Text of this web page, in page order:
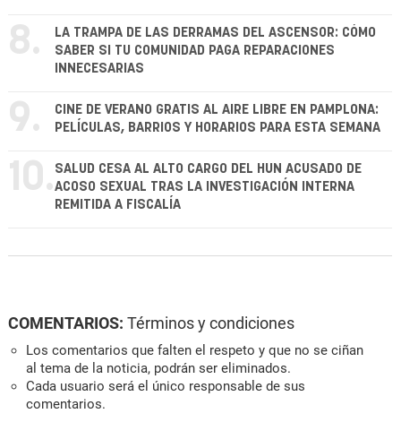
8.
LA TRAMPA DE LAS DERRAMAS DEL ASCENSOR: CÓMO
SABER SI TU COMUNIDAD PAGA REPARACIONES
INNECESARIAS
9.
CINE DE VERANO GRATIS AL AIRE LIBRE EN PAMPLONA:
PELÍCULAS, BARRIOS Y HORARIOS PARA ESTA SEMANA
10. SALUD CESA AL ALTO CARGO DEL HUN ACUSADO DE
ACOSO SEXUAL TRAS LA INVESTIGACIÓN INTERNA
REMITIDA A FISCALÍA
COMENTARIOS: Términos y condiciones
Los comentarios que falten el respeto y que no se ciñan
al tema de la noticia, podrán ser eliminados.
Cada usuario será el único responsable de sus
comentarios.